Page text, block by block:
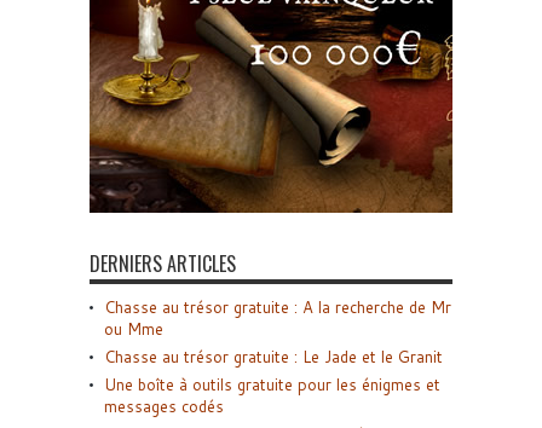
DERNIERS ARTICLES
Chasse au trésor gratuite : A la recherche de Mr
ou Mme
Chasse au trésor gratuite : Le Jade et le Granit
Une boîte à outils gratuite pour les énigmes et
messages codés